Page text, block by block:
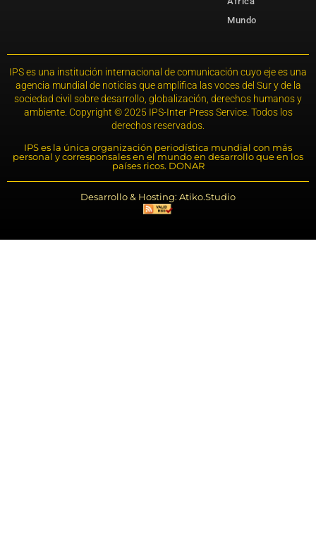
Mundo
IPS es una institución internacional de comunicación cuyo eje es una
agencia mundial de noticias que amplifica las voces del Sur y de la
sociedad civil sobre desarrollo, globalización, derechos humanos y
ambiente. Copyright © 2025 IPS-Inter Press Service. Todos los
derechos reservados.
IPS es la única organización periodística mundial con más
personal y corresponsales en el mundo en desarrollo que en los
países ricos. DONAR
Desarrollo & Hosting: Atiko.Studio